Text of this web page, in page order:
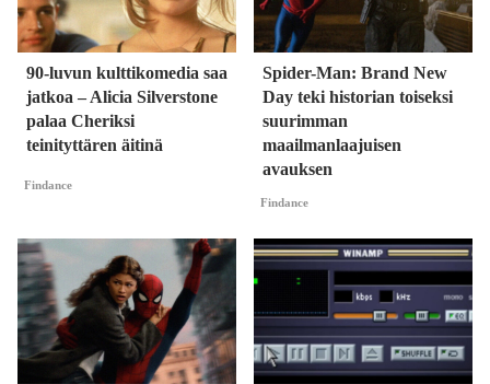
90-luvun kulttikomedia saa
jatkoa – Alicia Silverstone
palaa Cheriksi
teinityttären äitinä
Findance
Spider-Man: Brand New
Day teki historian toiseksi
suurimman
maailmanlaajuisen
avauksen
Findance